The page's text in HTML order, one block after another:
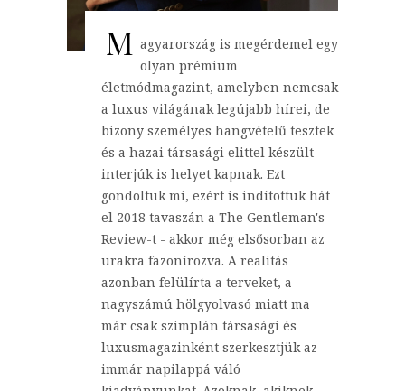
M agyarország is megérdemel egy
olyan prémium
életmódmagazint, amelyben nemcsak
a luxus világának legújabb hírei, de
bizony személyes hangvételű tesztek
és a hazai társasági elittel készült
interjúk is helyet kapnak. Ezt
gondoltuk mi, ezért is indítottuk hát
el 2018 tavaszán a The Gentleman's
Review-t - akkor még elsősorban az
urakra fazonírozva. A realitás
azonban felülírta a terveket, a
nagyszámú hölgyolvasó miatt ma
már csak szimplán társasági és
luxusmagazinként szerkesztjük az
immár napilappá váló